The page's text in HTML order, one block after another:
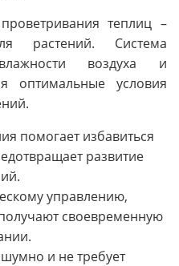
теплиц –
растений. Система
воздуха и
оптимальные условия
помогает избавиться
развитие
управлению,
своевременную
и не требует